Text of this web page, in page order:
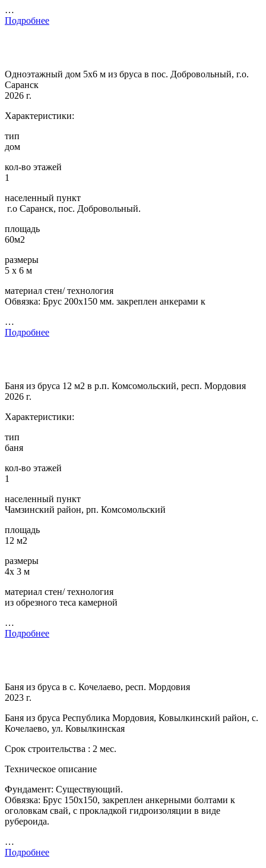
…
Подробнее
Одноэтажный дом 5х6 м из бруса в пос. Добровольный, г.о.
Саранск
2026 г.
Характеристики:
тип
дом
кол-во этажей
1
населенный пункт
г.о Саранск, пос. Добровольный.
площадь
60м2
размеры
5 х 6 м
материал стен/ технология
Обвязка: Брус 200х150 мм. закреплен анкерами к
…
Подробнее
Баня из бруса 12 м2 в р.п. Комсомольский, респ. Мордовия
2026 г.
Характеристики:
тип
баня
кол-во этажей
1
населенный пункт
Чамзинский район, рп. Комсомольский
площадь
12 м2
размеры
4х 3 м
материал стен/ технология
из обрезного теса камерной
…
Подробнее
Баня из бруса в с. Кочелаево, респ. Мордовия
2023 г.
Баня из бруса Республика Мордовия, Ковылкинский район, с.
Кочелаево, ул. Ковылкинская
Срок строительства : 2 мес.
Техническое описание
Фундамент: Существующий.
Обвязка: Брус 150х150, закреплен анкерными болтами к
оголовкам свай, с прокладкой гидроизоляции в виде
рубероида.
…
Подробнее